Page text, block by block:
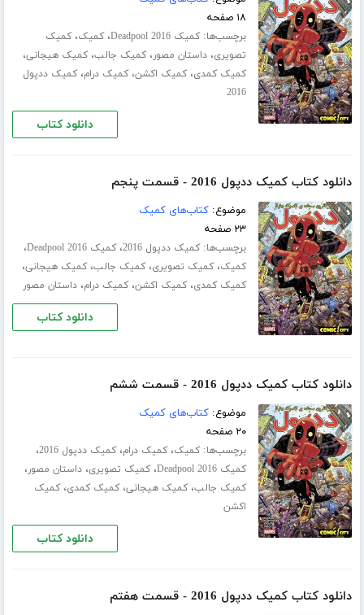
۱۸ صفحه
برچسب‌ها:کمیک Deadpool 2016 ،کمیک،کمیک
تصویری،داستان مصور،کمیک جالب،کمیک هیجانی،
کمیک کمدی،کمیک اکشن،کمیک درام،کمیک ددپول
2016
دانلود کتاب
دانلود کتاب کمیک ددپول 2016 - قسمت پنجم
موضوع:کتاب‌های کمیک
۲۳ صفحه
برچسب‌ها:کمیک ددپول 2016 ،کمیک Deadpool 2016 ،
کمیک،کمیک تصویری،کمیک جالب،کمیک هیجانی،
کمیک کمدی،کمیک اکشن،کمیک درام،داستان مصور
دانلود کتاب
دانلود کتاب کمیک ددپول 2016 - قسمت ششم
موضوع:کتاب‌های کمیک
۲۰ صفحه
برچسب‌ها:کمیک،کمیک درام،کمیک ددپول 2016 ،
کمیک Deadpool 2016 ،کمیک تصویری،داستان مصور،
کمیک جالب،کمیک هیجانی،کمیک کمدی،کمیک
اکشن
دانلود کتاب
دانلود کتاب کمیک ددپول 2016 - قسمت هفتم